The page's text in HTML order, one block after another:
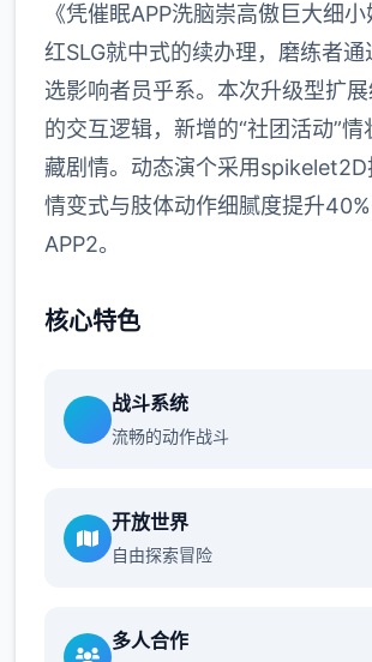
《凭催眠APP洗脑崇高傲巨大细
红SLG就中式的续办理，磨练者
选影响者员乎系。本次升级型扩
的交互逻辑，新增的“社团活动”
藏剧情。动态演个采用spikelet2D
情变式与肢体动作细腻度提升
APP2。
核心特色
战斗系统
流畅的动作战斗
开放世界
自由探索冒险
多人合作